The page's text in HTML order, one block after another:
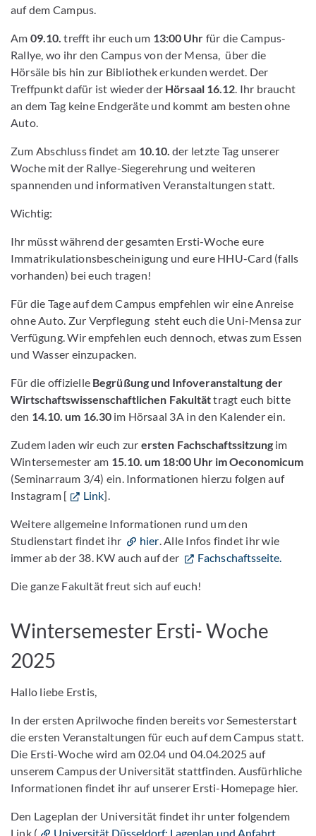
auf dem Campus.
Am 09.10. trefft ihr euch um 13:00 Uhr für die Campus-
Rallye, wo ihr den Campus von der Mensa, über die
Hörsäle bis hin zur Bibliothek erkunden werdet. Der
Treffpunkt dafür ist wieder der Hörsaal 16.12. Ihr braucht
an dem Tag keine Endgeräte und kommt am besten ohne
Auto.
Zum Abschluss findet am 10.10.der letzte Tag unserer
Woche mit der Rallye-Siegerehrung und weiteren
spannenden und informativen Veranstaltungen statt.
Wichtig:
Ihr müsst während der gesamten Ersti-Woche eure
Immatrikulationsbescheinigung und eure HHU-Card (falls
vorhanden) bei euch tragen!
Für die Tage auf dem Campus empfehlen wir eine Anreise
ohne Auto. Zur Verpflegung steht euch die Uni-Mensa zur
Verfügung. Wir empfehlen euch dennoch, etwas zum Essen
und Wasser einzupacken.
Für die offizielle Begrüßung und Infoveranstaltung der
Wirtschaftswissenschaftlichen Fakultättragt euch bitte
den 14.10. um 16.30 im Hörsaal 3A in den Kalender ein.
Zudem laden wir euch zurersten Fachschaftssitzung im
Wintersemester am 15.10. um 18:00 Uhr im Oeconomicum
(Seminarraum 3/4) ein. Informationen hierzu folgen auf
Instagram [
Link].
Weitere allgemeine Informationen rund um den
Studienstart findet ihr
hier. Alle Infos findet ihr wie
immer ab der 38. KW auch auf der
Fachschaftsseite.
Die ganze Fakultät freut sich auf euch!
Wintersemester Ersti- Woche
2025
Hallo liebe Erstis,
In der ersten Aprilwoche finden bereits vor Semesterstart
die ersten Veranstaltungen für euch auf dem Campus statt.
Die Ersti-Woche wird am 02.04 und 04.04.2025 auf
unserem Campus der Universität stattfinden. Ausfürhliche
Informationen findet ihr auf unserer Ersti-Homepage hier.
Den Lageplan der Universität findet ihr unter folgendem
Link (
Universität Düsseldorf: Lageplan und Anfahrt